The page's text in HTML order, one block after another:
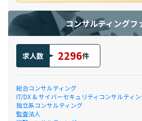
コンサルティングフ
求人数 2296件
総合コンサルティング
IT/DX & サイバーセキュリティコンサルティ
独立系コンサルティング
監査法人